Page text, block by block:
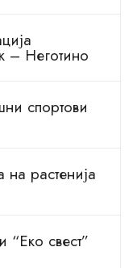
– Неготино
спортови
растенија
свест”